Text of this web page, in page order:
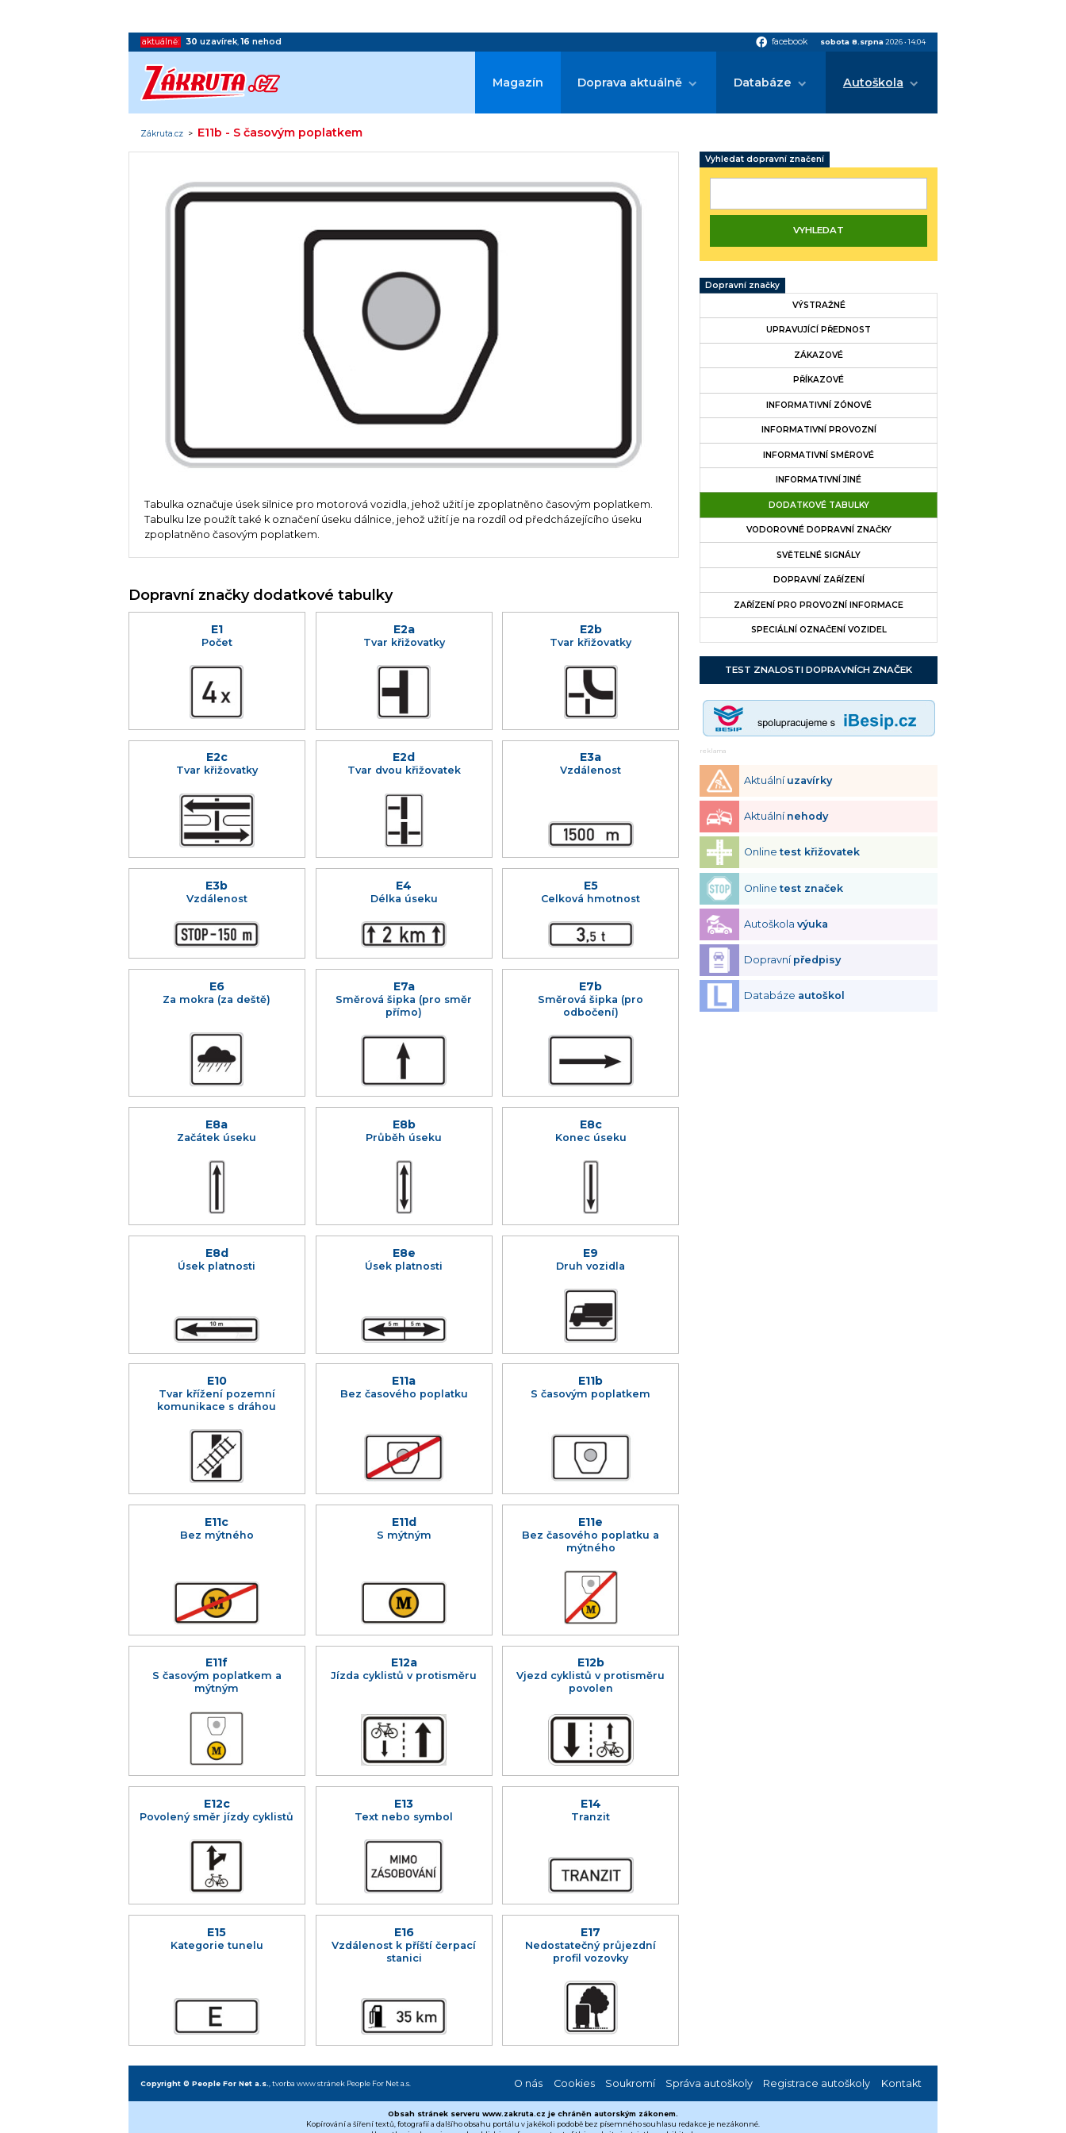
aktuálně: 30 uzavírek,16 nehod facebook facebook sobota 8.srpna 2026•14:04
Magazín Doprava aktuálně Databáze Autoškola
Zákruta.cz > E11b - S časovým poplatkem
Tabulka označuje úsek silnice pro motorová vozidla, jehož užití je zpoplatněno časovým poplatkem.
Tabulku lze použít také k označení úseku dálnice, jehož užití je na rozdíl od předcházejícího úseku
zpoplatněno časovým poplatkem.
Dopravní značky dodatkové tabulky
E1
Počet
E2a
Tvar křižovatky
E2b
Tvar křižovatky
E2c
Tvar křižovatky
E2d
Tvar dvou křižovatek
E3a
Vzdálenost
E3b
Vzdálenost
E4
Délka úseku
E5
Celková hmotnost
E6
Za mokra (za deště)
E7a
Směrová šipka (pro směr
přímo)
E7b
Směrová šipka (pro
odbočení)
E8a
Začátek úseku
E8b
Průběh úseku
E8c
Konec úseku
E8d
Úsek platnosti
E8e
Úsek platnosti
E9
Druh vozidla
E10
Tvar křížení pozemní
komunikace s dráhou
E11a
Bez časového poplatku
E11b
S časovým poplatkem
E11c
Bez mýtného
E11d
S mýtným
E11e
Bez časového poplatku a
mýtného
E11f
S časovým poplatkem a
mýtným
E12a
Jízda cyklistů v protisměru
E12b
Vjezd cyklistů v protisměru
povolen
E12c
Povolený směr jízdy cyklistů
E13
Text nebo symbol
E14
Tranzit
E15
Kategorie tunelu
E16
Vzdálenost k příští čerpací
stanici
E17
Nedostatečný průjezdní
profil vozovky
Vyhledat dopravní značení
Dopravní značky
VÝSTRAŽNÉ
UPRAVUJÍCÍ PŘEDNOST
ZÁKAZOVÉ
PŘÍKAZOVÉ
INFORMATIVNÍ ZÓNOVÉ
INFORMATIVNÍ PROVOZNÍ
INFORMATIVNÍ SMĚROVÉ
INFORMATIVNÍ JINÉ
DODATKOVÉ TABULKY
VODOROVNÉ DOPRAVNÍ ZNAČKY
SVĚTELNÉ SIGNÁLY
DOPRAVNÍ ZAŘÍZENÍ
ZAŘÍZENÍ PRO PROVOZNÍ INFORMACE
SPECIÁLNÍ OZNAČENÍ VOZIDEL
TEST ZNALOSTI DOPRAVNÍCH ZNAČEK
reklama
Aktuální uzavírky
Aktuální nehody
Onlinetest křižovatek
Onlinetest značek
Autoškolavýuka
Dopravní předpisy
Databáze autoškol
Copyright © People For Net a.s. tvorba www stránek People For Net a.s. O nás Cookies Soukromí Správa autoškoly Registrace autoškoly Kontakt
Obsah stránek serveru www.zakruta.cz je chráněn autorským zákonem.
Kopírování a šíření textů, fotografií a dalšího obsahu portálu v jakékoli podobě bez písemného souhlasu redakce je nezákonné.